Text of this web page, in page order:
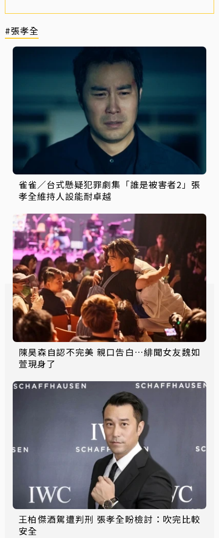
#張孝全
雀雀／台式懸疑犯罪劇集「誰是被害者2」張
孝全維持人設能耐卓越
陳昊森自認不完美 親口告白…緋聞女友魏如
萱現身了
王柏傑酒駕遭判刑 張孝全盼檢討：吹完比較
安全